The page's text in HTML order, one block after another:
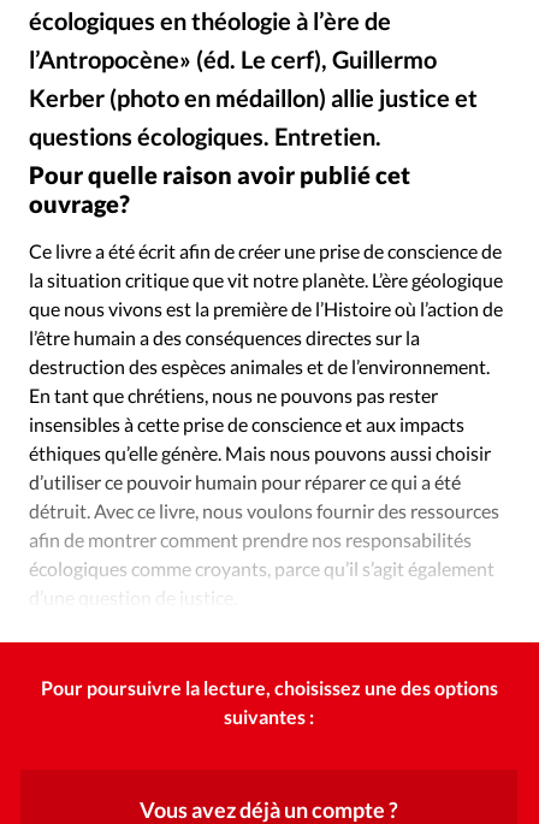
Se connecter
Édition: Internationale
Devise:CHF
RUBRIQUES
Tous les articles
Actualité internationale
Chronique
Culture
Dossier
Eglises Foi Génération réveil
Monde
Opinions
Publireportage
Relations Aujourd'hui
Société
Tour du monde des Eglises
Trait d'Ixène
Vécu
Vie Intérieure
écologiques en théologie à l’ère de
l’Antropocène» (éd. Le cerf), Guillermo
Kerber (photo en médaillon) allie justice et
questions écologiques. Entretien.
©
Pour quelle raison avoir publié cet
ouvrage?
Ce livre a été écrit afin de créer une prise de conscience de
la situation critique que vit notre planète. L’ère géologique
que nous vivons est la première de l’Histoire où l’action de
l’être humain a des conséquences directes sur la
destruction des espèces animales et de l’environnement.
En tant que chrétiens, nous ne pouvons pas rester
insensibles à cette prise de conscience et aux impacts
éthiques qu’elle génère. Mais nous pouvons aussi choisir
d’utiliser ce pouvoir humain pour réparer ce qui a été
détruit. Avec ce livre, nous voulons fournir des ressources
afin de montrer comment prendre nos responsabilités
écologiques comme croyants, parce qu’il s’agit également
d’une question de justice.
Pour poursuivre la lecture, choisissez une des options
suivantes :
Vous avez déjà un compte ?